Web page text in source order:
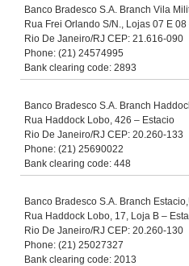
Banco Bradesco S.A. Branch Vila
Rua Frei Orlando S/N., Lojas 07 E
Rio De Janeiro/RJ CEP: 21.616-090
Phone: (21) 24574995
Bank clearing code: 2893
Banco Bradesco S.A. Branch
Rua Haddock Lobo, 426 – Estacio
Rio De Janeiro/RJ CEP: 20.260-133
Phone: (21) 25690022
Bank clearing code: 448
Banco Bradesco S.A. Branch
Rua Haddock Lobo, 17, Loja B –
Rio De Janeiro/RJ CEP: 20.260-130
Phone: (21) 25027327
Bank clearing code: 2013